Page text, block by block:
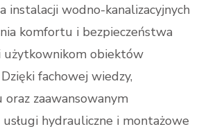
instalacji wodno-kanalizacyjnych
komfortu i bezpieczeństwa
użytkownikom obiektów
fachowej wiedzy,
oraz zaawansowanym
hydrauliczne i montażowe